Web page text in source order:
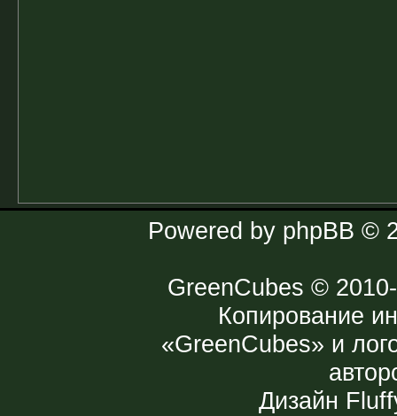
Powered by phpBB ©
GreenCubes ©
Копирование
«GreenCubes» и
Дизайн